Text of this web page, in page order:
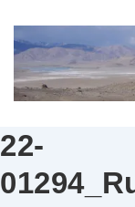
Zum
Inhalt
22-